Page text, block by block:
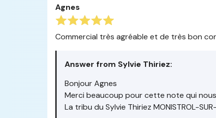
Agnes
Commercial très agréable et de très bon
Answer from Sylvie Thiriez:
Bonjour Agnes
Merci beaucoup pour cette note qui
La tribu du Sylvie Thiriez MONISTROL-SUR-